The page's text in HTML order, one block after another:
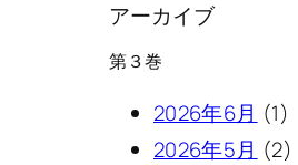
アーカイブ
第３巻
2026年6月 (1)
2026年5月 (2)